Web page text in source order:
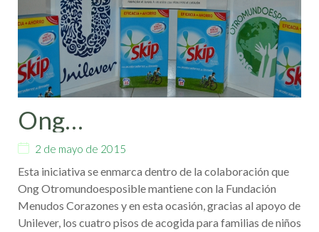
Ong
Otromundoesposible
refuerza su apoyo a las
familias de niños con
cardiopatías congénitas
2 de mayo de 2015
Esta iniciativa se enmarca dentro de la colaboración que
Ong Otromundoesposible mantiene con la Fundación
Menudos Corazones y en esta ocasión, gracias al apoyo de
Unilever, los cuatro pisos de acogida para familias de niños